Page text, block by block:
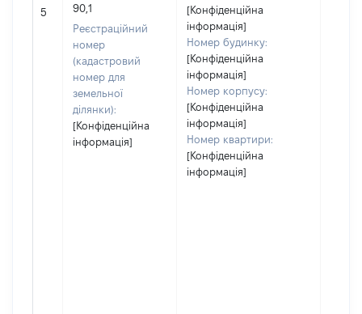
5
90,1
Реєстраційний
номер
(кадастровий
номер для
земельної
ділянки):
[Конфіденційна
інформація]
[Конфіденційна
інформація]
Номер будинку:
[Конфіденційна
інформація]
Номер корпусу:
[Конфіденційна
інформація]
Номер квартири:
[Конфіденційна
інформація]